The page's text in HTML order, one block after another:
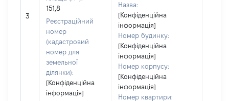
3
151,8
Реєстраційний
номер
(кадастровий
номер для
земельної
ділянки):
[Конфіденційна
інформація]
Назва:
[Конфіденційна
інформація]
Номер будинку:
[Конфіденційна
інформація]
Номер корпусу:
[Конфіденційна
інформація]
Номер квартири: